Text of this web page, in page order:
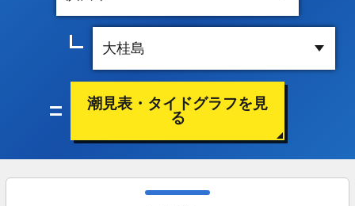
潮見表・タイドグラフを見
る